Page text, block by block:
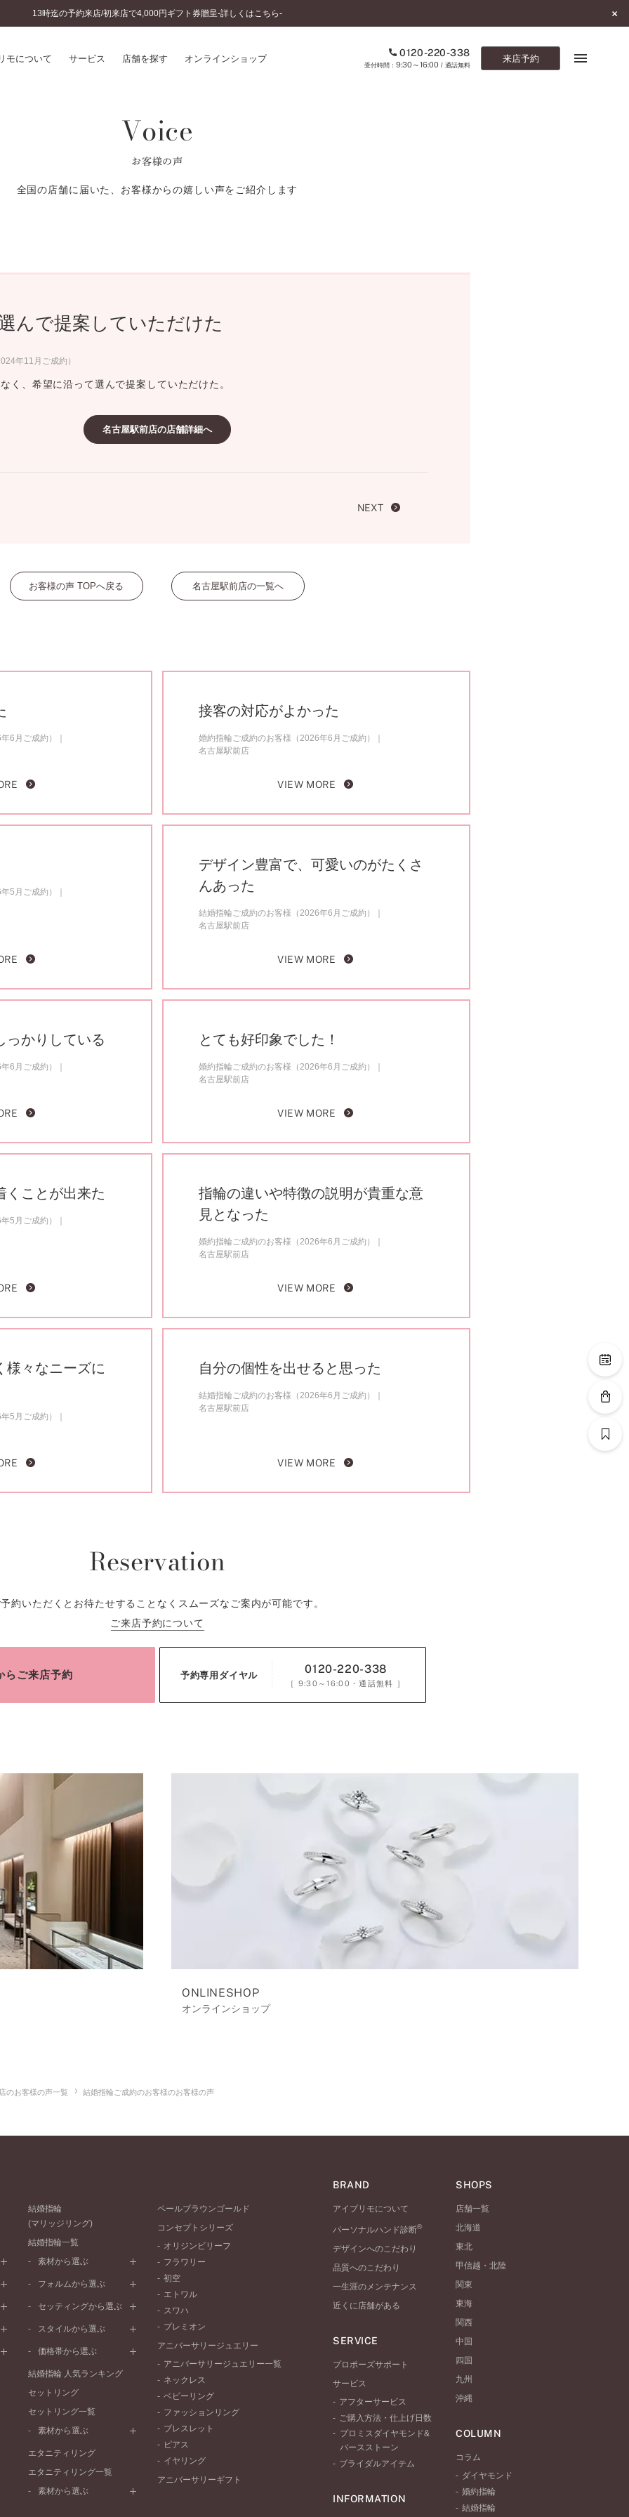
13時迄の予約来店/初来店で4,000円ギフト券贈呈-詳しくはこちら-
モについて サービス 店舗を探す オンラインショップ 0120-220-338
9:30～16:00/ 通話無料
来店予約
のこだわり
スダイヤモンド&バースストー
ーズサポート
予約について
婚約指輪とは
結婚指輪とは
セットリングとは
ショップブログ
Voice
お客様の声
全国の店舗に届いた、お客様からの嬉しい声をご紹介します
んで提案していただけた
年11月ご成約）
く、希望に沿って選んで提案していただけた。
名古屋駅前店の店舗詳細へ
NEXT
お客様の声 TOPへ戻る 名古屋駅前店の一覧へ
6月ご成約）
接客の対応がよかった
婚約指輪ご成約のお客様（2026年6月ご成約）
名古屋駅前店
VIEW MORE
5月ご成約）
デザイン豊富で、可愛いのがたくさ
んあった
結婚指輪ご成約のお客様（2026年6月ご成約）
名古屋駅前店
VIEW MORE
っかりしている
6月ご成約）
とても好印象でした！
婚約指輪ご成約のお客様（2026年6月ご成約）
名古屋駅前店
VIEW MORE
くことが出来た
5月ご成約）
指輪の違いや特徴の説明が貴重な意
見となった
婚約指輪ご成約のお客様（2026年6月ご成約）
名古屋駅前店
VIEW MORE
様々なニーズに
5月ご成約）
自分の個性を出せると思った
結婚指輪ご成約のお客様（2026年6月ご成約）
名古屋駅前店
VIEW MORE
Reservation
約いただくとお待たせすることなくスムーズなご案内が可能です。
ご来店予約について
らご来店予約 予約専用ダイヤル 0120-220-338
［ 9:30～16:00 ・通話無料 ］
ONLINESHOP
オンラインショップ
のお客様の声一覧 結婚指輪ご成約のお客様のお客様の声
結婚指輪
(マリッジリング)
結婚指輪一覧
素材から選ぶ
プラチナ
ピンクゴールド
ペールブラウンゴールド
フォルムから選ぶ
ストレートライン
V字ライン
セッティングから選ぶ
プレーン
セベラルメレ
ラインメレ
スタイルから選ぶ
シンプル
モード
エレガント
ゴージャス
価格帯から選ぶ
50万円～
20万円～30万円
10万円～20万円
結婚指輪 人気ランキング
セットリング
セットリング一覧
素材から選ぶ
プラチナ
ペールブラウンゴールド
エタニティリング
エタニティリング一覧
素材から選ぶ
ペールブラウンゴールド
コンセプトシリーズ
オリジンビリーフ
フラワリー
初空
エトワル
スワハ
プレミオン
アニバーサリージュエリー
アニバーサリージュエリー一覧
ネックレス
ベビーリング
ファッションリング
ブレスレット
ピアス
イヤリング
アニバーサリーギフト
BRAND
アイプリモについて
パーソナルハンド診断®
デザインへのこだわり
品質へのこだわり
一生涯のメンテナンス
近くに店舗がある
SERVICE
プロポーズサポート
サービス
アフターサービス
ご購入方法・仕上げ日数
プロミスダイヤモンド&
バースストーン
ブライダルアイテム
INFORMATION
SHOPS
店舗一覧
北海道
東北
甲信越・北陸
関東
東海
関西
中国
四国
九州
沖縄
COLUMN
コラム
ダイヤモンド
婚約指輪
結婚指輪